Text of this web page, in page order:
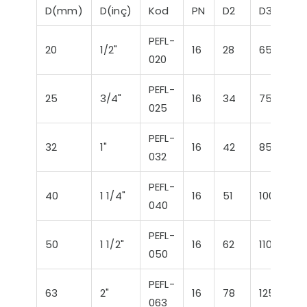
D(mm) D(inç) Kod PN D2 D3
20 1/2"
PEFL-
020
16 28 65
25 3/4"
PEFL-
025
16 34 75
32 1"
PEFL-
032
16 42 85
40 1 1/4"
PEFL-
040
16 51 100
50 1 1/2"
PEFL-
050
16 62 110
63 2"
PEFL-
063
16 78 125